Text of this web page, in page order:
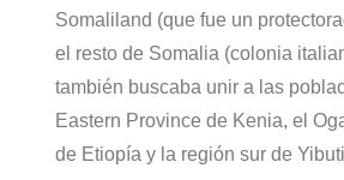
Somaliland (que fue un
el resto de Somalia (colonia
también buscaba unir a las
Eastern Province de Kenia, el
de Etiopía y la región sur de